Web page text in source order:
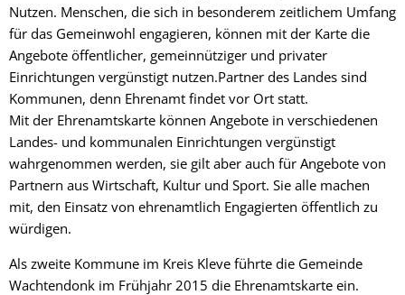
Nutzen. Menschen, die sich in besonderem zeitlichem Umfang
für das Gemeinwohl engagieren, können mit der Karte die
Angebote öffentlicher, gemeinnütziger und privater
Einrichtungen vergünstigt nutzen.Partner des Landes sind
Kommunen, denn Ehrenamt findet vor Ort statt.
Mit der Ehrenamtskarte können Angebote in verschiedenen
Landes- und kommunalen Einrichtungen vergünstigt
wahrgenommen werden, sie gilt aber auch für Angebote von
Partnern aus Wirtschaft, Kultur und Sport. Sie alle machen
mit, den Einsatz von ehrenamtlich Engagierten öffentlich zu
würdigen.
Als zweite Kommune im Kreis Kleve führte die Gemeinde
Wachtendonk im Frühjahr 2015 die Ehrenamtskarte ein.